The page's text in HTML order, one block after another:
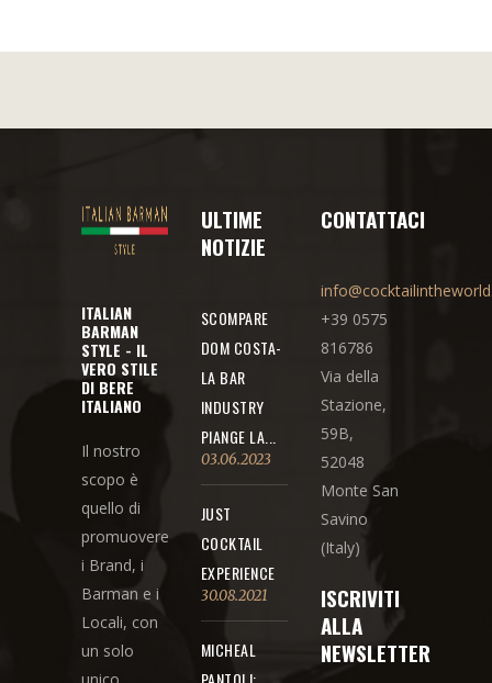
ITALIAN
BARMAN
STYLE - IL
VERO STILE
DI BERE
ITALIANO
Il nostro
scopo è
quello di
promuovere
i Brand, i
Barman e i
Locali, con
un solo
ULTIME
NOTIZIE
SCOMPARE
DOM COSTA-
LA BAR
INDUSTRY
PIANGE LA...
03.06.2023
JUST
COCKTAIL
EXPERIENCE
30.08.2021
MICHEAL
CONTATTACI
+39 0575
816786
Via della
Stazione,
59B,
52048
Monte San
Savino
(Italy)
ISCRIVITI
ALLA
NEWSLETTER